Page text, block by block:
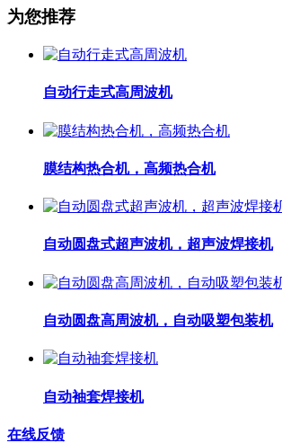
为您推荐
自动行走式高周波机
膜结构热合机，高频热合机
自动圆盘式超声波机，超声波焊接机
自动圆盘高周波机，自动吸塑包装机
自动袖套焊接机
在线反馈